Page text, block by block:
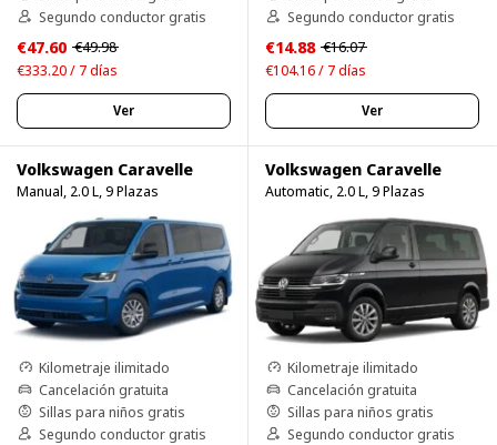
Segundo conductor gratis
€47.60 €49.98
€333.20 / 7 días
Ver
Segundo conductor gratis
€14.88 €16.07
€104.16 / 7 días
Ver
Volkswagen Caravelle
Manual, 2.0 L, 9 Plazas
Kilometraje ilimitado
Cancelación gratuita
Sillas para niños gratis
Segundo conductor gratis
Volkswagen Caravelle
Automatic, 2.0 L, 9 Plazas
Kilometraje ilimitado
Cancelación gratuita
Sillas para niños gratis
Segundo conductor gratis